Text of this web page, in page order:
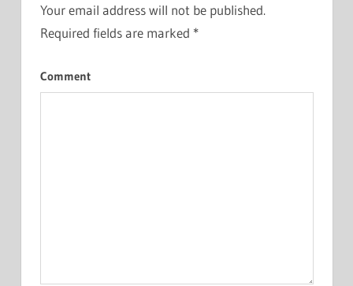
Your email address will not be published.
Required fields are marked *
Comment